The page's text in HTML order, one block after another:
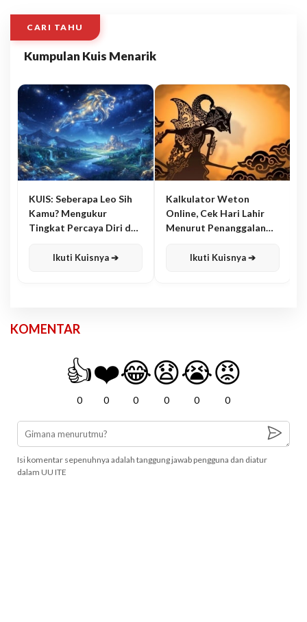
CARI TAHU
Kumpulan Kuis Menarik
KUIS: Seberapa Leo Sih
Kamu? Mengukur
Tingkat Percaya Diri dan
Ikuti Kuisnya ➔
Kalkulator Weton
Online, Cek Hari Lahir
Menurut Penanggalan
Ikuti Kuisnya ➔
KOMENTAR
👍
0
❤️
0
😂
0
😧
0
😭
0
😡
0
Isi komentar sepenuhnya adalah tanggung jawab pengguna dan diatur
dalam UU ITE